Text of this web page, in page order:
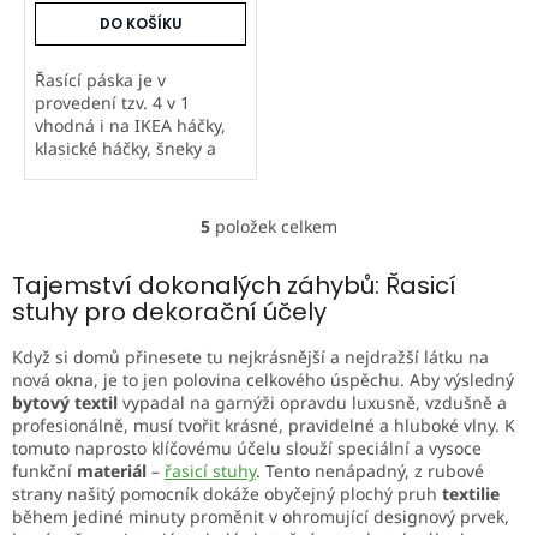
DO KOŠÍKU
Řasící páska je v
provedení tzv. 4 v 1
vhodná i na IKEA háčky,
klasické háčky, šneky a
háčky. Šířka pásky je 8,5
O
l
á
d
a
c
í
p
r
v
k
y
5 položek celkem
Tajemství dokonalých záhybů: Řasicí
stuhy pro dekorační účely
Když si domů přinesete tu nejkrásnější a nejdražší látku na
nová okna, je to jen polovina celkového úspěchu. Aby výsledný
bytový textil vypadal na garnýži opravdu luxusně, vzdušně a
profesionálně, musí tvořit krásné, pravidelné a hluboké vlny. K
tomuto naprosto klíčovému účelu slouží speciální a vysoce
funkční materiál – řasicí stuhy. Tento nenápadný, z rubové
strany našitý pomocník dokáže obyčejný plochý pruh textilie
během jediné minuty proměnit v ohromující designový prvek,